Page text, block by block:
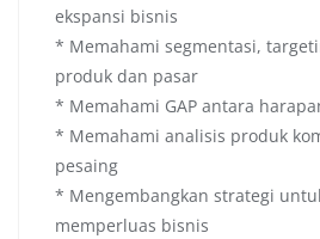
ekspansi bisnis
* Memahami segmentasi,
produk dan pasar
* Memahami GAP antara
* Memahami analisis produk
pesaing
* Mengembangkan strategi
memperluas bisnis